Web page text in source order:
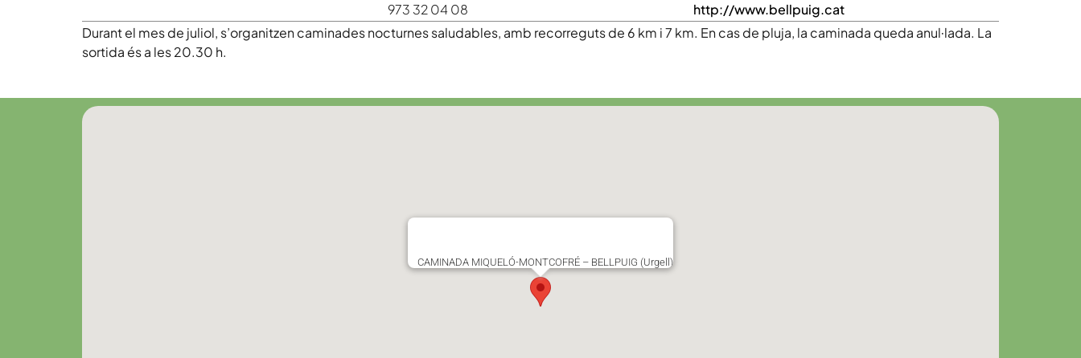
973 32 04 08
http://www.bellpuig.cat
Durant el mes de juliol, s’organitzen caminades nocturnes saludables, amb recorreguts de 6 km i 7 km. En cas de pluja, la caminada queda anul·lada. La
sortida és a les 20.30 h.
CAMINADA MIQUELÓ-MONTCOFRÉ – BELLPUIG (Urgell)